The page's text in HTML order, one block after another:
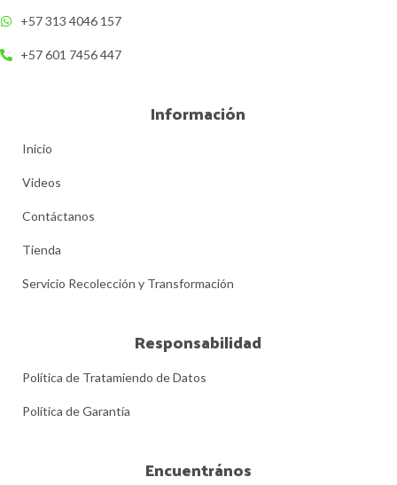
+57 313 4046 157
+57 601 7456 447
Información
Inicio
Videos
Contáctanos
Tienda
Servicio Recolección y Transformación
Responsabilidad
Política de Tratamiendo de Datos
Política de Garantía
Encuentrános